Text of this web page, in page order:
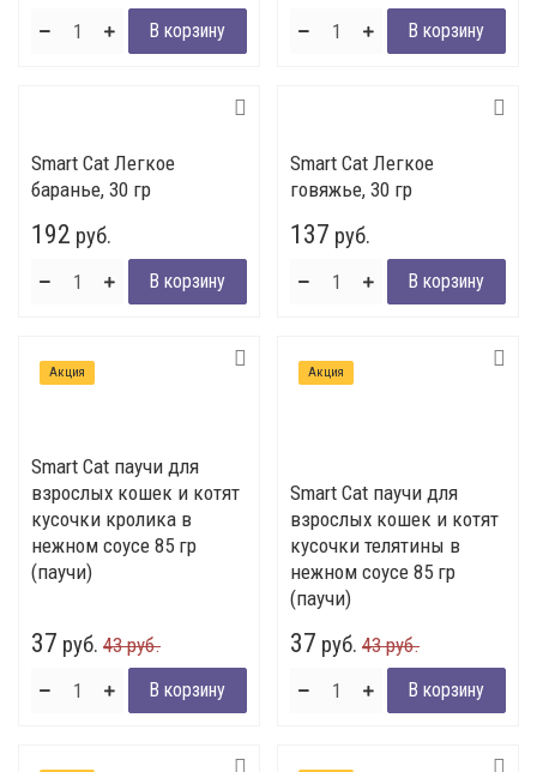
Smart Cat Легкое
баранье, 30 гр
192 руб.
Smart Cat Легкое
говяжье, 30 гр
137 руб.
Акция
Smart Cat паучи для
взрослых кошек и котят
кусочки кролика в
нежном соусе 85 гр
(паучи)
37 руб. 43 руб.
Акция
Smart Cat паучи для
взрослых кошек и котят
кусочки телятины в
нежном соусе 85 гр
(паучи)
37 руб. 43 руб.